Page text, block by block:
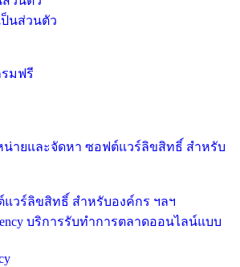
นส่วนตัว
วร์ลิขสิทธิ์ สำหรับองค์กร ฯลฯ